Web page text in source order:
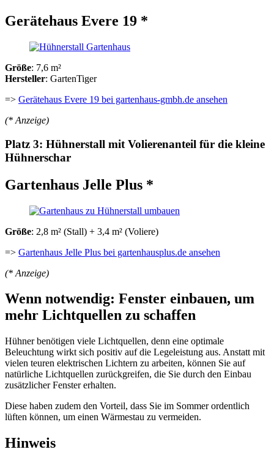
Gerätehaus Evere 19 *
Größe: 7,6 m²
Hersteller: GartenTiger
=> Gerätehaus Evere 19 bei gartenhaus-gmbh.de ansehen
(* Anzeige)
Platz 3: Hühnerstall mit Volierenanteil für die kleine
Hühnerschar
Gartenhaus Jelle Plus *
Größe: 2,8 m² (Stall) + 3,4 m² (Voliere)
=> Gartenhaus Jelle Plus bei gartenhausplus.de ansehen
(* Anzeige)
Wenn notwendig: Fenster einbauen, um
mehr Lichtquellen zu schaffen
Hühner benötigen viele Lichtquellen, denn eine optimale
Beleuchtung wirkt sich positiv auf die Legeleistung aus. Anstatt mit
vielen teuren elektrischen Lichtern zu arbeiten, können Sie auf
natürliche Lichtquellen zurückgreifen, die Sie durch den Einbau
zusätzlicher Fenster erhalten.
Diese haben zudem den Vorteil, dass Sie im Sommer ordentlich
lüften können, um einen Wärmestau zu vermeiden.
Hinweis